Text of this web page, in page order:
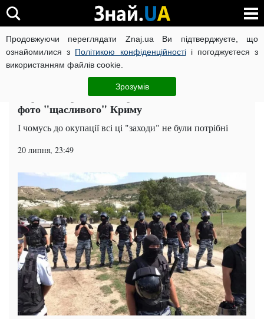
Продовжуючи переглядати Znaj.ua Ви підтверджуєте, що
ознайомилися з Політикою конфіденційностіі погоджуєтеся з
використанням файлів cookie.
Зрозумів
ВІЙНА РОСІЇ ПРОТИ УКРАЇНИ КОРОНАВІРУС В УКРАЇНІ
Суспільство ЧИТАТЬ НА РУССКОМ
Обростає дротом: в мережі показали свіжі
фото "щасливого" Криму
І чомусь до окупації всі ці "заходи" не були потрібні
20 липня, 23:49